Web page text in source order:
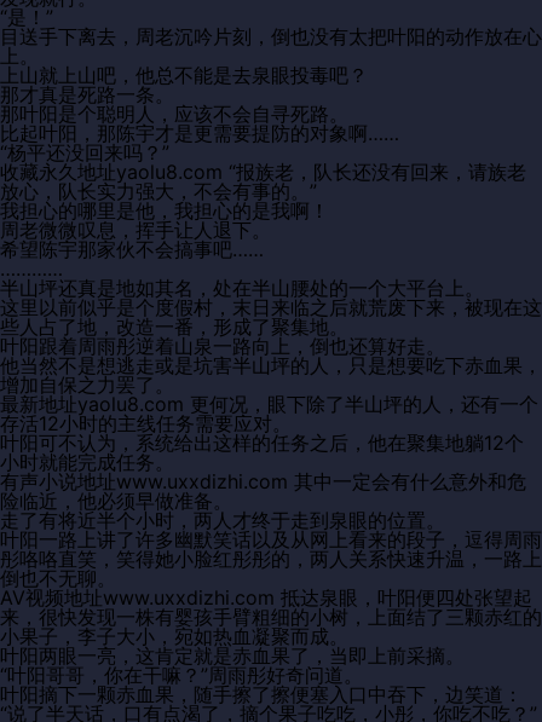
“是！”
目送手下离去，周老沉吟片刻，倒也没有太把叶阳的动作放在心
上。
上山就上山吧，他总不能是去泉眼投毒吧？
那才真是死路一条。
那叶阳是个聪明人，应该不会自寻死路。
比起叶阳，那陈宇才是更需要提防的对象啊……
“杨平还没回来吗？”
收藏永久地址yaolu8.com “报族老，队长还没有回来，请族老
放心，队长实力强大，不会有事的。”
我担心的哪里是他，我担心的是我啊！
周老微微叹息，挥手让人退下。
希望陈宇那家伙不会搞事吧……
…………
半山坪还真是地如其名，处在半山腰处的一个大平台上。
这里以前似乎是个度假村，末日来临之后就荒废下来，被现在这
些人占了地，改造一番，形成了聚集地。
叶阳跟着周雨彤逆着山泉一路向上，倒也还算好走。
他当然不是想逃走或是坑害半山坪的人，只是想要吃下赤血果，
增加自保之力罢了。
最新地址yaolu8.com 更何况，眼下除了半山坪的人，还有一个
存活12小时的主线任务需要应对。
叶阳可不认为，系统给出这样的任务之后，他在聚集地躺12个
小时就能完成任务。
有声小说地址www.uxxdizhi.com 其中一定会有什么意外和危
险临近，他必须早做准备。
走了有将近半个小时，两人才终于走到泉眼的位置。
叶阳一路上讲了许多幽默笑话以及从网上看来的段子，逗得周雨
彤咯咯直笑，笑得她小脸红彤彤的，两人关系快速升温，一路上
倒也不无聊。
AV视频地址www.uxxdizhi.com 抵达泉眼，叶阳便四处张望起
来，很快发现一株有婴孩手臂粗细的小树，上面结了三颗赤红的
小果子，李子大小，宛如热血凝聚而成。
叶阳两眼一亮，这肯定就是赤血果了，当即上前采摘。
“叶阳哥哥，你在干嘛？”周雨彤好奇问道。
叶阳摘下一颗赤血果，随手擦了擦便塞入口中吞下，边笑道：
“说了半天话，口有点渴了，摘个果子吃吃，小彤，你吃不吃？”